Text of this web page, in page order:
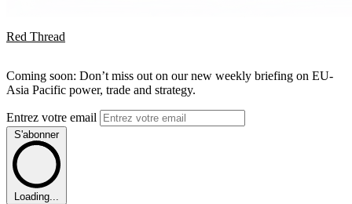
Red Thread
Coming soon: Don’t miss out on our new weekly briefing on EU-
Asia Pacific power, trade and strategy.
Entrez votre email
S'abonner
Loading...